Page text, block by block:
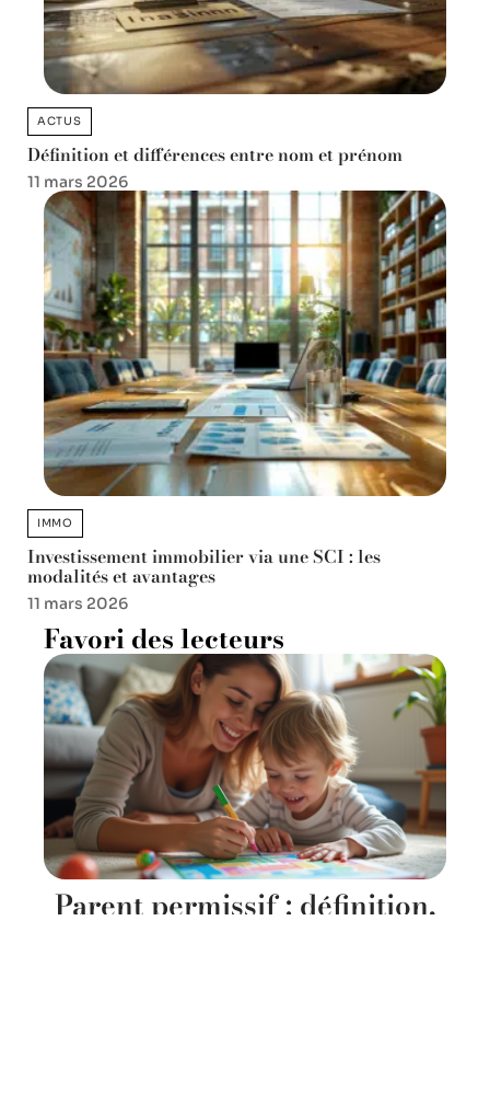
ACTUS
Définition et différences entre nom et prénom
11 mars 2026
IMMO
Investissement immobilier via une SCI : les
modalités et avantages
11 mars 2026
Favori des lecteurs
Parent permissif : définition,